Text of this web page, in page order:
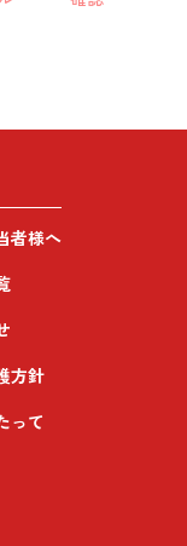
者様へ
方針
って